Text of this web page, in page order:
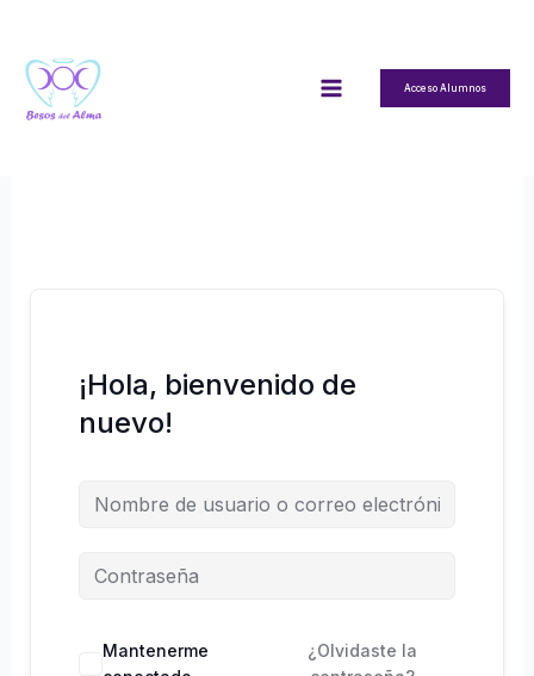
contenido
Acceso Alumnos
¡Hola, bienvenido de
nuevo!
Mantenerme
¿Olvidaste la